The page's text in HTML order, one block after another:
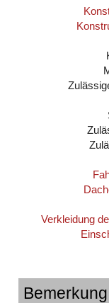
Verkleidung
Bemerkung